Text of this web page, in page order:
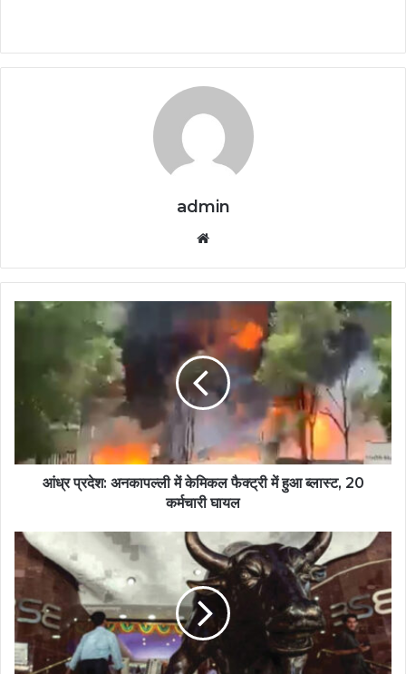
admin
आंध्र प्रदेश: अनकापल्ली में केमिकल फैक्ट्री में हुआ ब्लास्ट, 20
कर्मचारी घायल